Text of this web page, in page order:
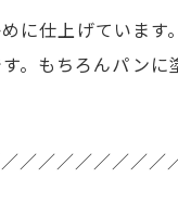
に仕上げています
。もちろんパンに
／／／／／／／／